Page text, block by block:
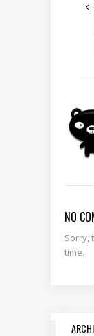
NO
Sorry,
time.